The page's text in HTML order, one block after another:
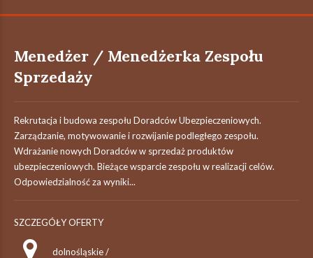
Menedżer / Menedżerka Zespołu
Sprzedaży
Rekrutacja i budowa zespołu Doradców Ubezpieczeniowych.
Zarządzanie, motywowanie i rozwijanie podległego zespołu.
Wdrażanie nowych Doradców w sprzedaż produktów
ubezpieczeniowych. Bieżące wsparcie zespołu w realizacji celów.
Odpowiedzialność za wyniki...
SZCZEGÓŁY OFERTY
dolnośląskie /